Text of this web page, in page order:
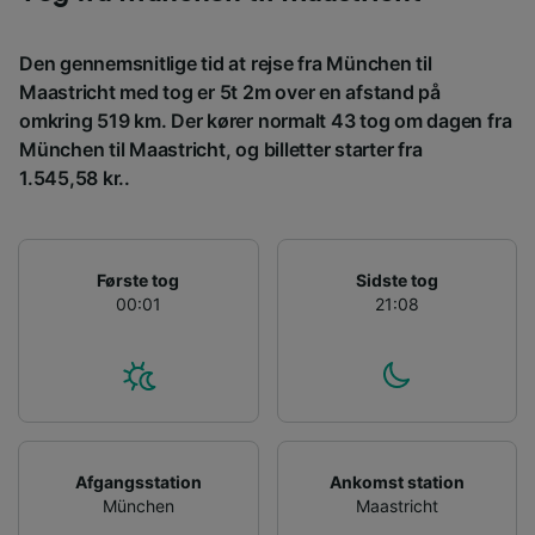
Den gennemsnitlige tid at rejse fra München til
Maastricht med tog er 5t 2m over en afstand på
omkring 519 km. Der kører normalt 43 tog om dagen fra
München til Maastricht, og billetter starter fra
1.545,58 kr..
Første tog
00:01
Sidste tog
21:08
Afgangsstation
München
Ankomst station
Maastricht
enhedskarakteristika til identifikation.
enhed. Tilpasset annoncering og indhold,
annoncerings- og indholdsmåling,
målgruppeundersøgelser og udvikling af
tjenester.
Liste over partnere (leverandører)